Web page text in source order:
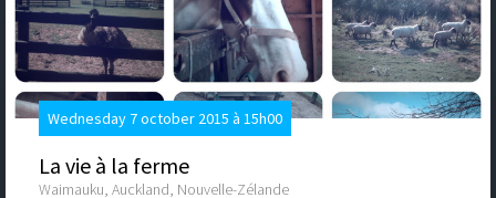
Wednesday 7 october 2015 à 15h00
La vie à la ferme
Waimauku, Auckland, Nouvelle-Zélande